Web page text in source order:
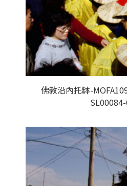
佛教沿內托缽-